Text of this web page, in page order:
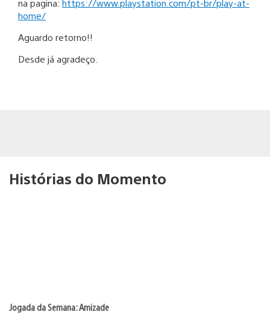
na pagina: https://www.playstation.com/pt-br/play-at-
home/
Aguardo retorno!!
Desde já agradeço.
Histórias do Momento
Jogada da Semana: Amizade